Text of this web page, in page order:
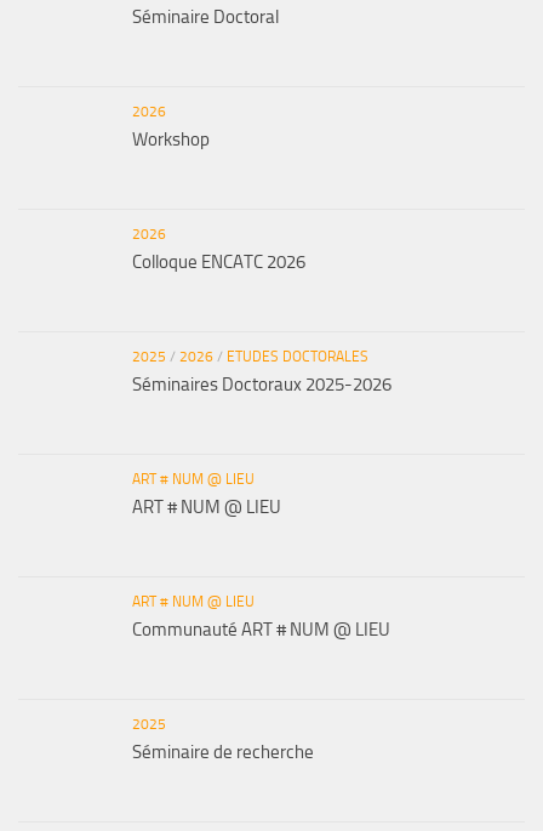
Séminaire Doctoral
2026
Workshop
2026
Colloque ENCATC 2026
2025 / 2026 / ETUDES DOCTORALES
Séminaires Doctoraux 2025-2026
ART # NUM @ LIEU
ART # NUM @ LIEU
ART # NUM @ LIEU
Communauté ART # NUM @ LIEU
2025
Séminaire de recherche